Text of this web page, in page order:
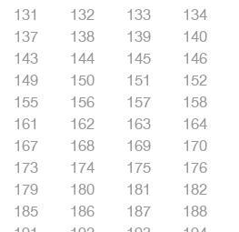
131
132 133 134
137
138 139 140
143
144 145 146
149
150 151 152
155
156 157 158
161
162 163 164
167
168 169 170
173
174 175 176
179
180 181 182
185
186 187 188